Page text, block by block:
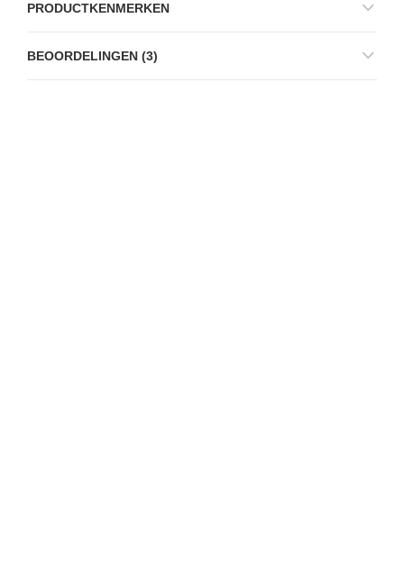
PRODUCTKENMERKEN
BEOORDELINGEN (3)